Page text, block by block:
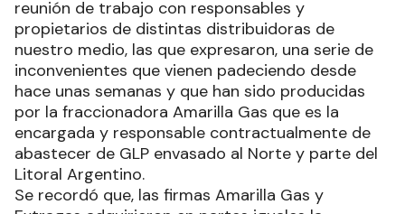
reunión de trabajo con responsables y
propietarios de distintas distribuidoras de
nuestro medio, las que expresaron, una serie de
inconvenientes que vienen padeciendo desde
hace unas semanas y que han sido producidas
por la fraccionadora Amarilla Gas que es la
encargada y responsable contractualmente de
abastecer de GLP envasado al Norte y parte del
Litoral Argentino.
Se recordó que, las firmas Amarilla Gas y